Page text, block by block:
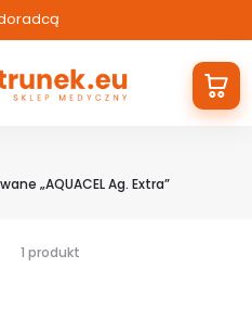
„AQUACEL Ag. Extra”
1 produkt